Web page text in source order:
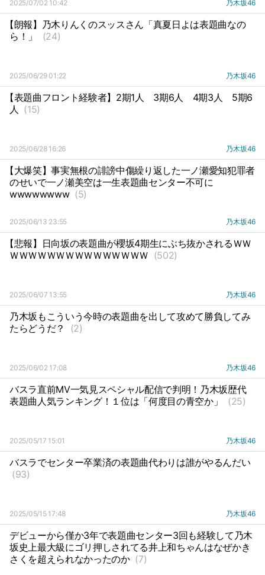
2025/07/02 10:42 乃木坂46
【朗報】乃木りんくのスッスさん「真夏日よは表題曲なの
ら！」
(24)
2025/06/29 01:22 乃木坂46
【表題曲フロント経験者】2期1人 3期6人 4期3人
5期6
人 (15)
2025/06/28 16:26 乃木坂46
【大爆笑】事実無根の誹謗中傷繰り返した一ノ瀬愛知犯罪者
のせいで一ノ瀬美空は一生表題曲センター不可に
wwwwwwww (5)
2025/06/13 23:55 乃木坂46
【悲報】日向坂の表題曲が櫻坂4期生にぶち抜かされるＷＷ
ＷＷＷＷＷＷＷＷＷＷＷＷＷＷＷ (502)
2025/06/07 13:55 乃木坂46
乃木坂もこういう今時の表題曲を出して攻めて勝負してみ
たらどうだ？
(2)
2025/06/02 17:08 乃木坂46
バスラ直前MV一気見スペシャル配信で判明！乃木坂歴代
表題曲人気ランキング！１位は「何度目の青空か」
(25)
2025/05/17 15:01 乃木坂46
バスラでセンター卒業済の表題曲代わりは誰がやるんだい
(93)
2025/05/15 17:48 乃木坂46
デビューから僅か3年で表題曲センター3回も経験して乃木
坂史上最大級にゴリ押しされてる井上和ちゃんはなぜかき
さくを超えられなかったのか (7)